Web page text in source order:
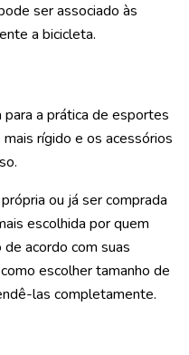
ser associado às
a bicicleta.
a prática de esportes
rígido e os acessórios
ou já ser comprada
escolhida por quem
acordo com suas
escolher tamanho de
las completamente.